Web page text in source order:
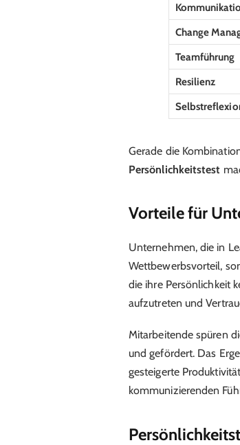
Change
Teamführung
Resilienz
Gerade die
Persönlichkeitstest
Vorteile für
Unternehmen, die in
Wettbewerbsvorteil,
die ihre Persönlichkeit
aufzutreten und
Mitarbeitende spüren
und gefördert. Das
gesteigerte
kommunizierenden